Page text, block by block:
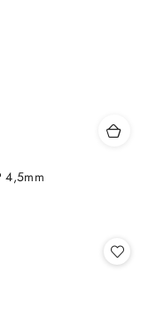
4,5mm